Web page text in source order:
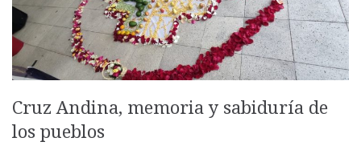
Cruz Andina, memoria y sabiduría de
los pueblos